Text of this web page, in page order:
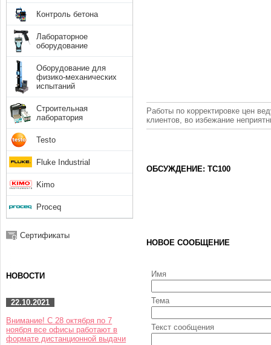
Работы по корректировке цен
клиентов, во избежание
ОБСУЖДЕНИЕ: TC100
НОВОЕ СООБЩЕНИЕ
Имя
Тема
Текст сообщения
Контроль бетона
Лабораторное
оборудование
Оборудование для
физико-механических
испытаний
Строительная
лаборатория
Testo
Fluke Industrial
Kimo
Proceq
Сертификаты
НОВОСТИ
22.10.2021
Внимание! С 28 октября по 7
ноября все офисы работают в
формате дистанционной выдачи